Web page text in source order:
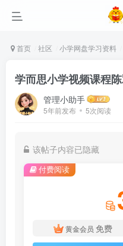
首页 社区 小学网盘学习资料
学而思小学视频课程
管理小助手
5年前发布 5次阅读
该帖子内容已隐藏
付费阅读
黄金会员 免费